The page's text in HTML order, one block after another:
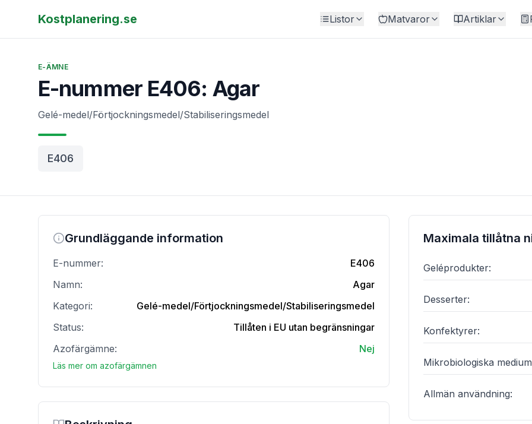
Kostplanering.se Listor Matvaror Artiklar
E-ÄMNE
E-nummer E406: Agar
Gelé-medel/Förtjockningsmedel/Stabiliseringsmedel
E406
Grundläggande information
E-nummer:
E406
Namn:
Agar
Kategori:
Gelé-medel/Förtjockningsmedel/Stabiliseringsmedel
Status:
Tillåten i EU utan begränsningar
Azofärgämne:
Nej
Läs mer om azofärgämnen
Maximala tillåtna
Geléprodukter:
Desserter:
Konfektyrer:
Mikrobiologiska medium
Allmän användning: